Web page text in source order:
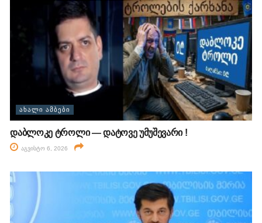
ᲐᲮᲐᲚᲘ ᲐᲛᲑᲔᲑᲘ
დაბლოკე ტროლი — დატოვე უმუშევარი !
აგვისტო 6, 2026